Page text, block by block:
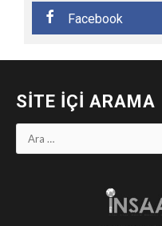
Facebook
SITE İÇI ARAMA
Arama: